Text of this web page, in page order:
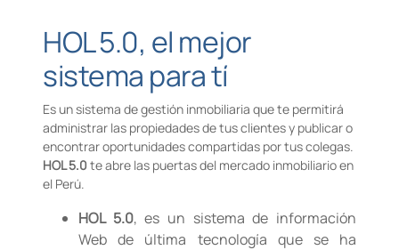
HOL 5.0, el mejor
sistema para tí
Es un sistema de gestión inmobiliaria que te permitirá
administrar las propiedades de tus clientes y publicar o
encontrar oportunidades compartidas por tus colegas.
HOL 5.0 te abre las puertas del mercado inmobiliario en
el Perú.
HOL 5.0, es un sistema de información
Web de última tecnología que se ha